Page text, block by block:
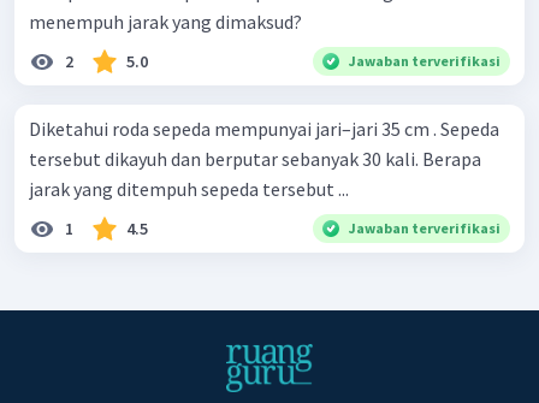
menempuh jarak yang dimaksud?
2 5.0 Jawaban terverifikasi
Diketahui roda sepeda mempunyai jari–jari 35 cm . Sepeda
tersebut dikayuh dan berputar sebanyak 30 kali. Berapa
jarak yang ditempuh sepeda tersebut ...
1 4.5 Jawaban terverifikasi